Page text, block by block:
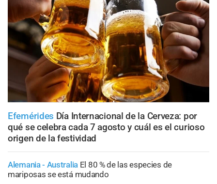
Efemérides Día Internacional de la Cerveza: por
qué se celebra cada 7 agosto y cuál es el curioso
origen de la festividad
Alemania - Australia El 80 % de las especies de
mariposas se está mudando